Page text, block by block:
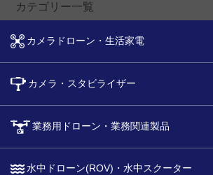
カテゴリー一覧
カメラドローン・生活家電
カメラ・スタビライザー
業務用ドローン・業務関連製品
水中ドローン(ROV)・水中スクーター